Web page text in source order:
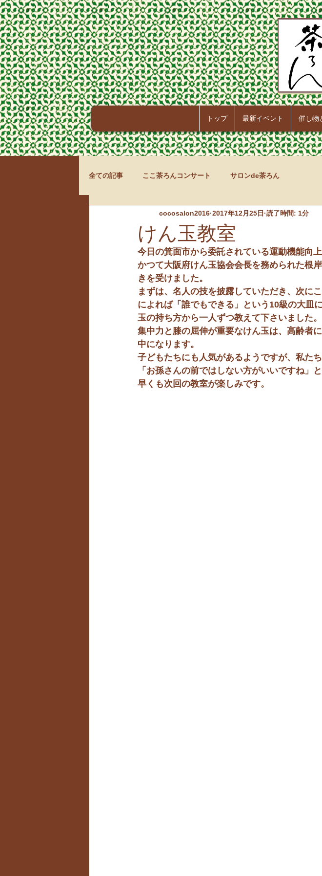
トップ 最新イベント 催し物
全ての記事 ここ茶ろんコンサート サロンde茶ろん
けん玉教室
cocosalon2016 2017年12月25日 読了時間: 1分
今日の箕面市から委託されている運動機能向
かつて大阪府けん玉協会会長を務められた根
きを受けました。
まずは、名人の技を披露していただき、次に
によれば「誰でもできる」という10級の大皿
玉の持ち方から一人ずつ教えて下さいました。
集中力と膝の屈伸が重要なけん玉は、高齢者
中になります。
子どもたちにも人気があるようですが、私た
「お孫さんの前ではしない方がいいですね」
早くも次回の教室が楽しみです。